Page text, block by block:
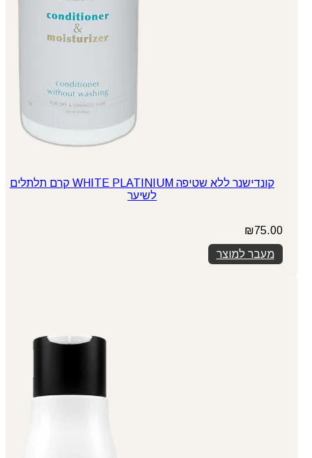
קונדישנר ללא שטיפה WHITE PLATINIUM קרם תלתלים
לשיער
₪75.00
מעבר למוצר